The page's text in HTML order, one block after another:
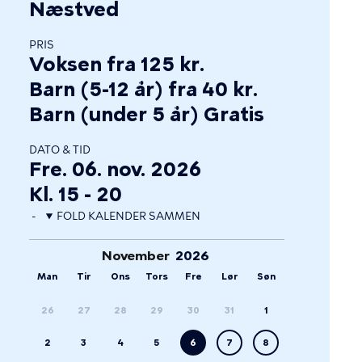
Næstved
PRIS
Voksen fra 125 kr.
Barn (5-12 år) fra 40 kr.
Barn (under 5 år) Gratis
DATO & TID
Fre. 06. nov. 2026
Kl. 15 - 20
FOLD KALENDER SAMMEN
November
Man Tir Ons Tors Fre Lør Søn
26 27 28 29 30 31 1
2 3 4 5 6 7 8